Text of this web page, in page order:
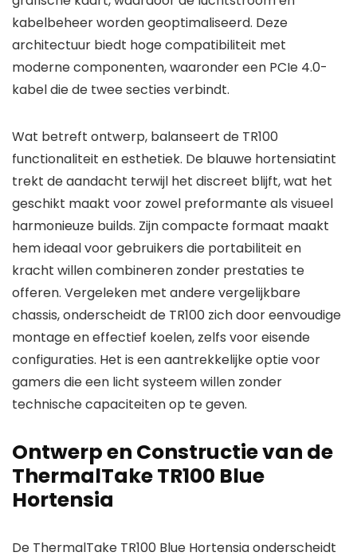
kabelbeheer worden geoptimaliseerd. Deze
architectuur biedt hoge compatibiliteit met
moderne componenten, waaronder een PCIe 4.0-
kabel die de twee secties verbindt.
Wat betreft ontwerp, balanseert de TR100
functionaliteit en esthetiek. De blauwe hortensiatint
trekt de aandacht terwijl het discreet blijft, wat het
geschikt maakt voor zowel preformante als visueel
harmonieuze builds. Zijn compacte formaat maakt
hem ideaal voor gebruikers die portabiliteit en
kracht willen combineren zonder prestaties te
offeren. Vergeleken met andere vergelijkbare
chassis, onderscheidt de TR100 zich door eenvoudige
montage en effectief koelen, zelfs voor eisende
configuraties. Het is een aantrekkelijke optie voor
gamers die een licht systeem willen zonder
technische capaciteiten op te geven.
Ontwerp en Constructie van de
ThermalTake TR100 Blue
Hortensia
De ThermalTake TR100 Blue Hortensia onderscheidt